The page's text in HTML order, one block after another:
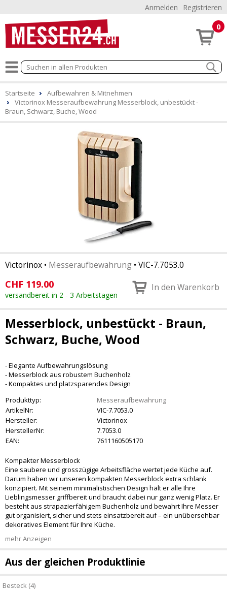
Anmelden Registrieren
0
Startseite
Aufbewahren & Mitnehmen
Victorinox Messeraufbewahrung Messerblock, unbestückt -
Braun, Schwarz, Buche, Wood
Victorinox • Messeraufbewahrung • VIC-7.7053.0
CHF 119.00
versandbereit in 2 - 3 Arbeitstagen
In den Warenkorb
Messerblock, unbestückt - Braun,
Schwarz, Buche, Wood
- Elegante Aufbewahrungslösung
- Messerblock aus robustem Buchenholz
- Kompaktes und platzsparendes Design
Produkttyp:
Messeraufbewahrung
ArtikelNr:
VIC-7.7053.0
Hersteller:
Victorinox
HerstellerNr:
7.7053.0
EAN:
7611160505170
Kompakter Messerblock
Eine saubere und grosszügige Arbeitsfläche wertet jede Küche auf.
Darum haben wir unseren kompakten Messerblock extra schlank
konzipiert. Mit seinem minimalistischen Design hält er alle Ihre
Lieblingsmesser griffbereit und braucht dabei nur ganz wenig Platz. Er
besteht aus strapazierfähigem Buchenholz und bewahrt Ihre Messer
gut organisiert, sicher und stets einsatzbereit auf – ein unübersehbar
dekoratives Element für Ihre Küche.
mehr Anzeigen
Aus der gleichen Produktlinie
Besteck (4)